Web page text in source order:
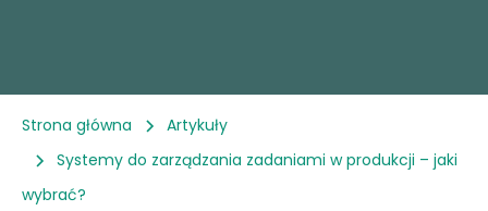
Strona główna
Artykuły
Systemy do zarządzania zadaniami w produkcji – jaki
wybrać?